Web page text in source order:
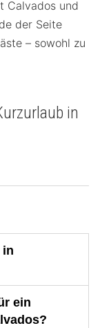
Calvados und
der Seite
– sowohl zu
in
in
ein